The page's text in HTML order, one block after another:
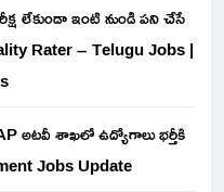
లేకుండా ఇంటి నుండి పని చేసే
Rater – Telugu Jobs |
అటవీ శాఖలో ఉద్యోగాలు భర్తీకి
Jobs Update